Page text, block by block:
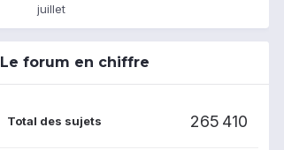
juillet
Le forum en chiffre
Total des sujets 265 410